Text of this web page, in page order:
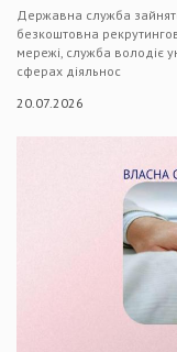
Державна служба
безкоштовна
мережі, служба володіє
сферах діяльнос
20.07.2026